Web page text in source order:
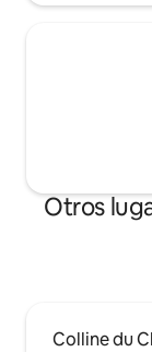
Otros
Colline du